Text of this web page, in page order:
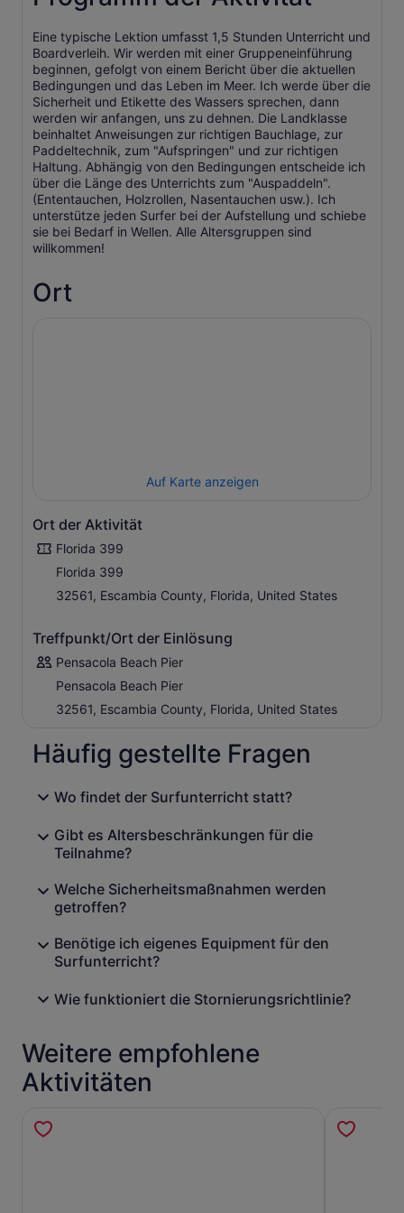
Eine typische Lektion umfasst 1,5 Stunden Unterricht und
Boardverleih. Wir werden mit einer Gruppeneinführung
beginnen, gefolgt von einem Bericht über die aktuellen
Bedingungen und das Leben im Meer. Ich werde über die
Sicherheit und Etikette des Wassers sprechen, dann
werden wir anfangen, uns zu dehnen. Die Landklasse
beinhaltet Anweisungen zur richtigen Bauchlage, zur
Paddeltechnik, zum "Aufspringen" und zur richtigen
Haltung. Abhängig von den Bedingungen entscheide ich
über die Länge des Unterrichts zum "Auspaddeln".
(Ententauchen, Holzrollen, Nasentauchen usw.). Ich
unterstütze jeden Surfer bei der Aufstellung und schiebe
sie bei Bedarf in Wellen. Alle Altersgruppen sind
willkommen!
Ort
Auf Karte anzeigen
Ort der Aktivität
Florida 399
Florida 399
32561, Escambia County, Florida, United States
Treffpunkt/Ort der Einlösung
Pensacola Beach Pier
Pensacola Beach Pier
32561, Escambia County, Florida, United States
Häufig gestellte Fragen
Wo findet der Surfunterricht statt?
Gibt es Altersbeschränkungen für die
Teilnahme?
Welche Sicherheitsmaßnahmen werden
getroffen?
Benötige ich eigenes Equipment für den
Surfunterricht?
Wie funktioniert die Stornierungsrichtlinie?
Weitere empfohlene
Aktivitäten